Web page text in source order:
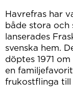
Havrefras har
både stora och
lanserades
svenska hem.
döptes 1971
en
frukostflinga till